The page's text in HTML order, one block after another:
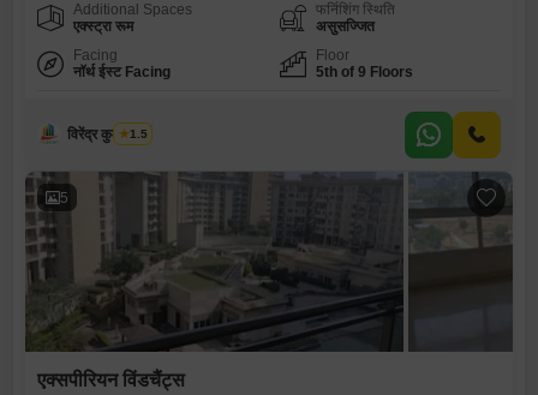
Additional Spaces
एक्स्ट्रा रूम
फर्निशिंग स्थिति
असुसज्जित
Facing
नॉर्थ ईस्ट Facing
Floor
5th of 9 Floors
विरेंद्र कुमार शर्मा
1.5
5
एक्सपीरियन विंडचैंट्स